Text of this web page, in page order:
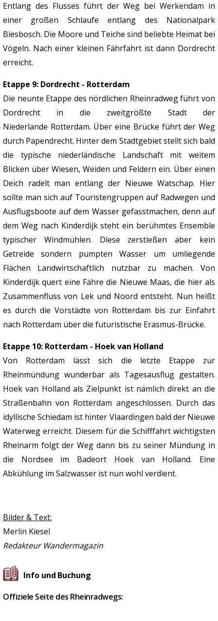
Entlang des Flusses führt der Weg bei Werkendam in
einer großen Schlaufe entlang des Nationalpark
Biesbosch. Die Moore und Teiche sind beliebte Heimat bei
Vögeln. Nach einer kleinen Fährfahrt ist dann Dordrecht
erreicht.
Etappe 9: Dordrecht - Rotterdam
Die neunte Etappe des nördlichen Rheinradweg führt von
Dordrecht in die zweitgrößte Stadt der
Niederlande Rotterdam. Über eine Brücke führt der Weg
durch Papendrecht. Hinter dem Stadtgebiet stellt sich bald
die typische niederländische Landschaft mit weitem
Blicken über Wiesen, Weiden und Feldern ein. Über einen
Deich radelt man entlang der Nieuwe Watschap. Hier
sollte man sich auf Touristengruppen auf Radwegen und
Ausflugsboote auf dem Wasser gefasstmachen, denn auf
dem Weg nach Kinderdijk steht ein berühmtes Ensemble
typischer Windmühlen. Diese zerstießen aber kein
Getreide sondern pumpten Wasser um umliegende
Flächen Landwirtschaftlich nutzbar zu machen. Von
Kinderdijk quert eine Fähre die Nieuwe Maas, die hier als
Zusammenfluss von Lek und Noord entsteht. Nun heißt
es durch die Vorstädte von Rotterdam bis zur Einfahrt
nach Rotterdam über die futuristische Erasmus-Brücke.
Etappe 10: Rotterdam - Hoek van Holland
Von Rotterdam lässt sich die letzte Etappe zur
Rheinmündung wunderbar als Tagesausflug gestalten.
Hoek van Holland als Zielpunkt ist nämlich direkt an die
Straßenbahn von Rotterdam angeschlossen. Durch das
idyllische Schiedam ist hinter Vlaardingen bald der Nieuwe
Waterweg erreicht. Diesem für die Schifffahrt wichtigsten
Rheinarm folgt der Weg dann bis zu seiner Mündung in
die Nordsee im Badeort Hoek van Holland. Eine
Abkühlung im Salzwasser ist nun wohl verdient.
Bilder & Text:
Merlin Kiesel
Redakteur Wandermagazin
Info und Buchung
Offiziele Seite des Rheinradwegs: